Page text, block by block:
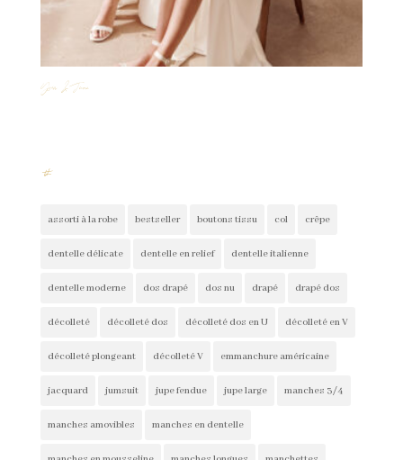
Ysia & June
#
assorti à la robe bestseller boutons tissu col crêpe
dentelle délicate dentelle en relief dentelle italienne
dentelle moderne dos drapé dos nu drapé drapé dos
décolleté décolleté dos décolleté dos en U décolleté en V
décolleté plongeant décolleté V emmanchure américaine
jacquard jumsuit jupe fendue jupe large manches 3/4
manches amovibles manches en dentelle